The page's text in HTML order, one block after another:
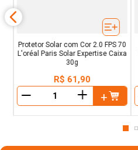
Protetor Solar com Cor 2.0 FPS 70
L'oréal Paris Solar Expertise Caixa
30g
R$ 61,90
＋